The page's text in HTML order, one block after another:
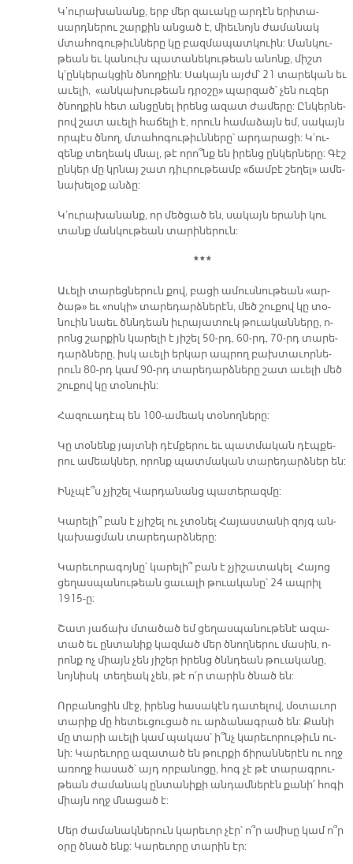
Կ’ու­րա­խա­նանք, երբ մեր զա­ւա­կը ար­դէն ե­րի­տա­
սարդ­նե­րու շար­քին ան­ցած է, միեւ­նոյն ժա­մա­նակ
մտա­հո­գու­թիւն­նե­րը կը բազ­մա­պատ­կուին: Ման­կու­
թեան եւ կա­նուխ պա­տա­նե­կու­թեան ա­նոնք, միշտ
կ’ըն­կե­րակ­ցին ծնող­քին: Սա­կայն այժմ՝ 21 տա­րե­կան եւ
ա­ւե­լի, «ան­կա­խու­թեան դրօ­շը» պար­զած՝ չեն ու­զեր
ծնող­քին հետ ան­ցը­նել ի­րենց ա­զատ ժա­մե­րը: Ըն­կեր­նե­
րով շատ ա­ւե­լի հա­ճե­լի է, ո­րուն հա­մա­ձայն եմ, սա­կայն
որ­պէս ծնող, մտա­հո­գու­թիւն­նե­րը՝ ար­դա­րա­ցի: Կ’ու­
զենք տե­ղեակ մնալ, թէ ո­րո՞նք են ի­րենց ըն­կեր­նե­րը: Գէշ
ըն­կեր մը կրնայ շատ դիւ­րու­թեամբ «ճամ­բէ շե­ղել» ա­մե­
նա­խե­լօք ան­ձը:
Կ’ու­րա­խա­նանք, որ մեծ­ցած են, սա­կայն ե­րա­նի կու
տանք ման­կու­թեան տա­րի­նե­րուն:
* * *
Ա­ւե­լի տա­րեց­նե­րուն քով, բա­ցի ա­մուս­նու­թեան «ար­
ծաթ» եւ «ոս­կի» տա­րե­դարձ­նե­րէն, մեծ շու­քով կը տօ­
նուին նաեւ ծննդեան իւ­րա­յա­տուկ թուա­կան­նե­րը, ո­
րոնց շար­քին կա­րե­լի է յի­շել 50-րդ, 60-րդ, 70-րդ տա­րե­
դարձ­նե­րը, իսկ ա­ւե­լի եր­կար ապ­րող բախ­տա­ւոր­նե­
րուն 80-րդ կամ 90-րդ տա­րե­դարձ­նե­րը շատ ա­ւե­լի մեծ
շու­քով կը տօ­նուին:
Հա­զուա­դէպ են 100-ա­մեակ տօ­նող­նե­րը:
Կը տօ­նենք յայտ­նի դէմ­քե­րու եւ պատ­մա­կան դէպ­քե­
րու ա­մեակ­ներ, ո­րոնք պատ­մա­կան տա­րե­դարձ­ներ են:
Ինչ­պէ՞ս չյի­շել Վար­դա­նանց պա­տե­րազ­մը:
Կա­րե­լի՞ բան է չյի­շել ու չտօ­նել Հա­յաս­տա­նի զոյգ ան­
կա­խաց­ման տա­րե­դարձ­նե­րը:
Կա­րե­ւո­րա­գոյ­նը՝ կա­րե­լի՞ բան է չյի­շա­տա­կել Հա­յոց
ցե­ղաս­պա­նու­թեան ցա­ւա­լի թուա­կա­նը՝ 24 ապ­րիլ
1915-ը:
Շատ յա­ճախ մտա­ծած եմ ցե­ղաս­պա­նու­թե­նէ ա­զա­
տած եւ ըն­տա­նիք կազ­մած մեր ծնող­նե­րու մա­սին, ո­
րոնք ոչ միայն չեն յի­շեր ի­րենց ծննդեան թուա­կա­նը,
նոյ­նիսկ տե­ղեակ չեն, թէ ո՛ր տա­րին ծնած են:
Որ­բա­նո­ցին մէջ, ի­րենց հա­սա­կէն դա­տե­լով, մօ­տա­ւոր
տա­րիք մը հե­տեւ­ցու­ցած ու ար­ձա­նագ­րած են: Քա­նի
մը տա­րի ա­ւե­լի կամ պա­կաս՝ ի՞նչ կա­րե­ւո­րու­թիւն ու­
նի: Կա­րե­ւո­րը ա­զա­տած են թուր­քի ճի­րան­նե­րէն ու ողջ
ա­ռողջ հա­սած՝ այդ որ­բա­նո­ցը, հոգ չէ թէ տա­րագ­րու­
թեան ժա­մա­նակ ըն­տա­նի­քի ան­դամ­նե­րէն քա­նի՛ հո­գի
միայն ողջ մնա­ցած է:
Մեր ժա­մա­նակ­նե­րուն կա­րե­ւոր չէր՝ ո՞ր ա­մի­սը կամ ո՞ր
օ­րը ծնած ենք: Կա­րե­ւո­րը տա­րին էր: